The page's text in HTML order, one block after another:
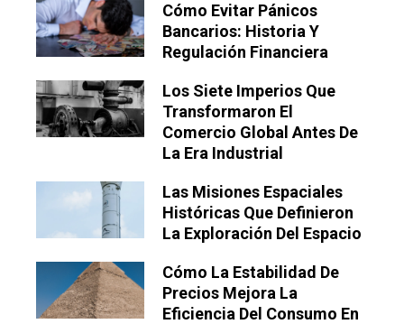
Cómo Evitar Pánicos
Bancarios: Historia Y
Regulación Financiera
Los Siete Imperios Que
Transformaron El
Comercio Global Antes De
La Era Industrial
Las Misiones Espaciales
Históricas Que Definieron
La Exploración Del Espacio
Cómo La Estabilidad De
Precios Mejora La
Eficiencia Del Consumo En